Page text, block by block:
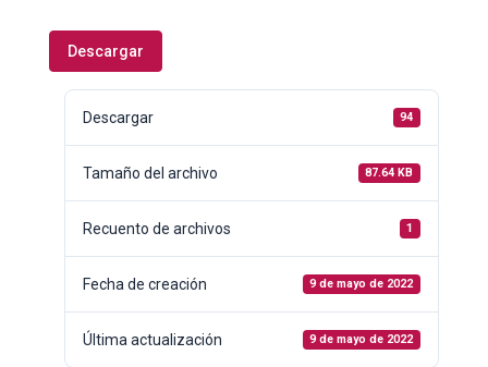
Descargar
Descargar 94
Tamaño del archivo 87.64 KB
Recuento de archivos 1
Fecha de creación 9 de mayo de 2022
Última actualización 9 de mayo de 2022